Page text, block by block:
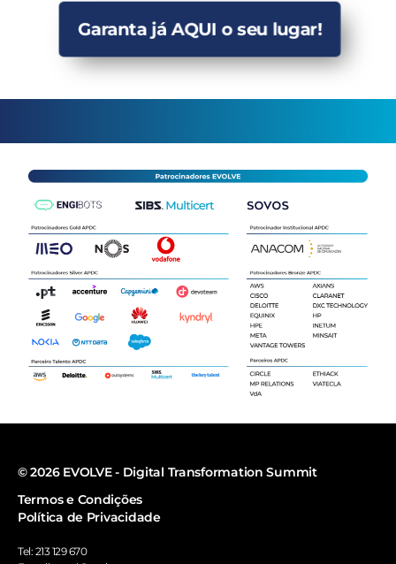
Garanta já AQUI o seu lugar!
©2026 EVOLVE - Digital Transformation Summit
Termos e Condições
Política de Privacidade
Tel: 213 129 670